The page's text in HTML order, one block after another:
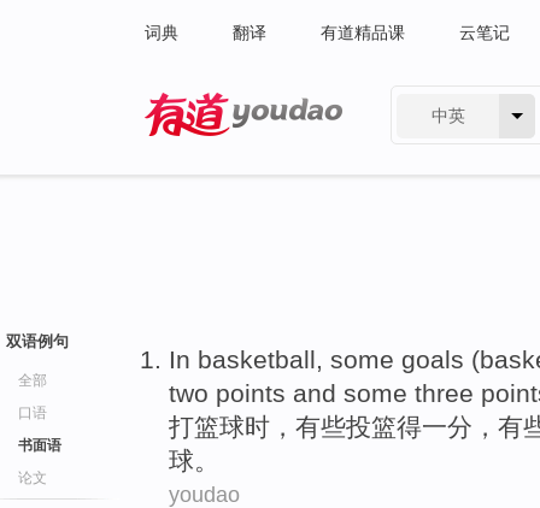
词典 翻译 有道精品课 云笔记
中英
双语例句
全部
口语
书面语
论文
In basketball, some goals (
two points and some three
打篮球时， 有些投篮得一分 ，有
球。
youdao